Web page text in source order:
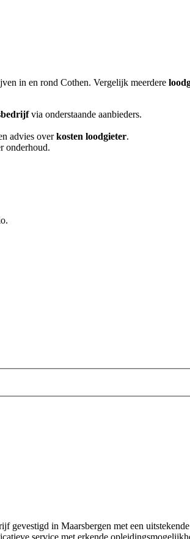
in en rond Cothen. Vergelijk meerdere
via onderstaande aanbieders.
advies overkosten loodgieter.
onderhoud.
in Maarsbergen met een
service met erkende